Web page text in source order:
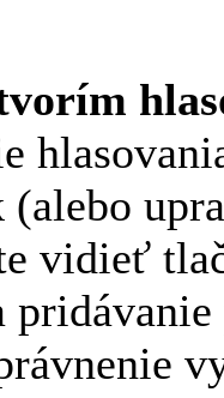
(alebo
vidieť